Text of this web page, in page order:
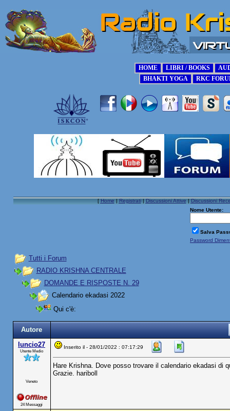
[Home|Registrati|Discussioni Attive|Discussioni
Nome Utente:
Salva
Password
Tutti i Forum
RADIO KRISHNA CENTRALE
DOMANDE E RISPOSTE N. 29
Calendario ekadasi 2022
Qui c'è:
Autore
luncio27
Utente Medio
Veneto
24 Messaggi
Inserito il - 28/01/2022 : 07:17:29
Hare Krishna. Dove posso trovare il calendario ekadasi di
Grazie. hariboll